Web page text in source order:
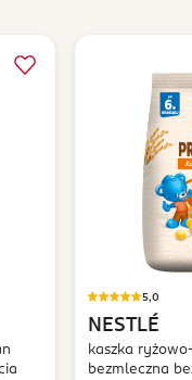
5,0
NESTLÉ
kaszka
bezmleczna